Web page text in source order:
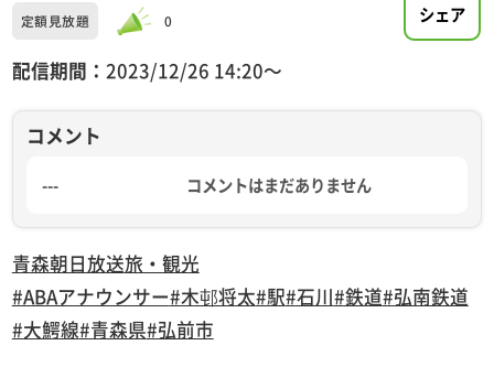
定額見放題 0
配信期間： 2023/12/26 14:20〜
シェア
コメント
--- コメントはまだありません
青森朝日放送旅・観光
#ABAアナウンサー#木邨将太#駅#石川 #鉄道#弘南鉄道
#大鰐線#青森県#弘前市